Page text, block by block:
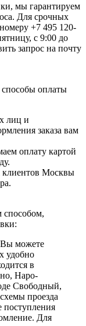
мы гарантируем
Для срочных
+7 495 120-
с 9:00 до
запрос на почту
оплаты
лиц и
заказа вам
оплату картой
Москвы
способом,
Вы можете
удобно
в
Наро-
Свободный,
проезда
поступления
Для